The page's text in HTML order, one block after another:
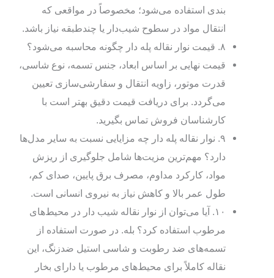
بندی استفاده می‌شود؛ مخصوصاً در مواقعی که
انتقال مواد در سطوح شیب‌دار یا چندطبقه نیاز باشد.
۸. قیمت نوار نقاله پله‌ دار چگونه محاسبه می‌شود؟
قیمت نهایی بر اساس ابعاد، جنس تسمه، نوع شاسی،
قدرت موتور، زاویه انتقال و سفارشی‌سازی تعیین
می‌گردد. برای دریافت قیمت دقیق بهتر است با
کارشناسان فروش تماس بگیرید.
۹. نوار نقاله پله‌ دار چه مزایایی نسبت به سایر مدل‌ها
دارد؟ مهم‌ترین مزیت‌ها شامل جلوگیری از ریزش
مواد، کارکرد مداوم، مصرف برق پایین، صدای کم،
طول عمر بالا و کاهش نیاز به نیروی انسانی است.
۱۰. آیا می‌توان از نوار نقاله شیب‌ دار در محیط‌های
مرطوب استفاده کرد؟ بله. در صورت استفاده از
تسمه‌های ضد رطوبت و شاسی استیل ضدزنگ، این
نقاله کاملاً برای محیط‌های مرطوب یا دارای بخار